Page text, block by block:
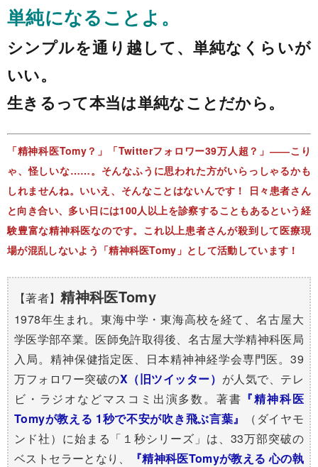
単純になることよ。
シンプルを通り越して、単純なくらいが
いい。
生きるって本当は単純なことだから。
「精神科医Tomy？」「Twitterフォロワー39万人超？」――こり
ゃ、怪しいな……。そんなふうに思われた方がいらっしゃるかも
しれませんね。いいえ、そんなことはないんです！ 日々患者さん
と向き合い、多い日には100人以上を診察することもあるという経
験豊富な精神科医なのです。これ以上患者さんが殺到して医療現
場が混乱しないよう「精神科医Tomy」として活動しています！
【著者】精神科医Tomy
1978年生まれ。東海中学・東海高校を経て、名古屋大
学医学部卒業。医師免許取得後、名古屋大学精神科医局
入局。精神保健指定医、日本精神神経学会専門医。39
万フォロワー突破の​X（旧ツイッター） が人気で、テレ
ビ・ラジオなどマスコミ出演多数。著書 『精神科医
Tomyが教える 1秒で不安が吹き飛ぶ言葉』
（ダイヤモ
ンド社）に始まる「１秒シリーズ」は、33万部突破の
ベストセラーとなり、
『精神科医Tomyが教える 心の執